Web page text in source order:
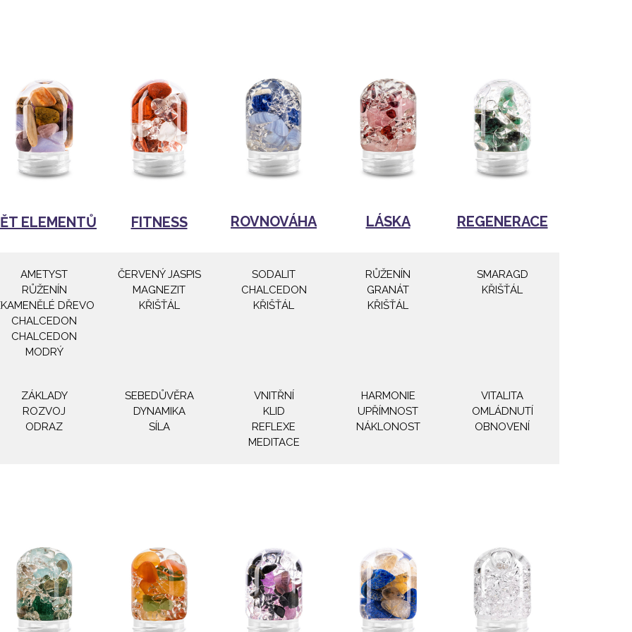
ELEMENTŮ FITNESS ROVNOVÁHA LÁSKA REGENERACE
AMETYST
RŮŽENÍN
DŘEVO
CHALCEDON
CHALCEDON
MODRÝ
ČERVENÝ JASPIS
MAGNEZIT
KŘIŠŤÁL
SODALIT
CHALCEDON
KŘIŠŤÁL
RŮŽENÍN
GRANÁT
KŘIŠŤÁL
SMARAGD
KŘIŠŤÁL
ZÁKLADY
ROZVOJ
ODRAZ
SEBEDŮVĚRA
DYNAMIKA
SÍLA
VNITŘNÍ
KLID
REFLEXE
MEDITACE
HARMONIE
UPŘÍMNOST
NÁKLONOST
VITALITA
OMLÁDNUTÍ
OBNOVENÍ